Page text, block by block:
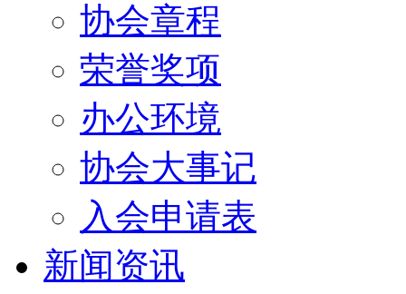
协会章程
荣誉奖项
办公环境
协会大事记
入会申请表
新闻资讯